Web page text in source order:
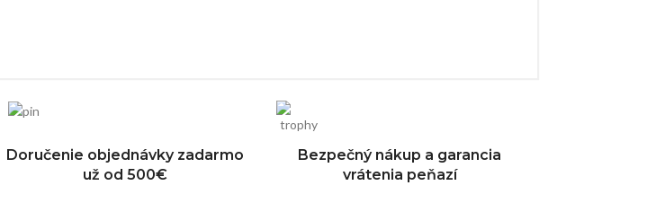
Doručenie objednávky zadarmo
už od 500€
Bezpečný nákup a garancia
vrátenia peňazí